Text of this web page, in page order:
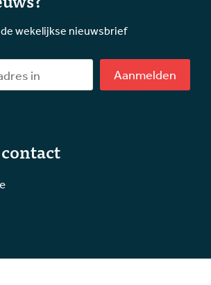
wekelijkse nieuwsbrief
Aanmelden